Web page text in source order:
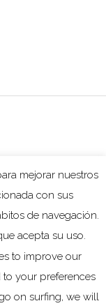
mejorar nuestros
con sus
de navegación.
acepta su uso.
to improve our
your preferences
on surfing, we will